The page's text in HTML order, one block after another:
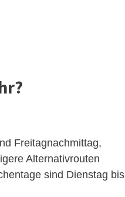
Freitagnachmittag,
Alternativrouten
sind Dienstag bis